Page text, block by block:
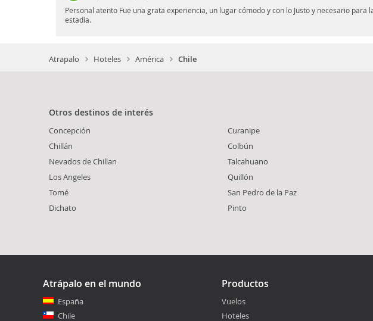
Personal atento Fue una grata experiencia, un lugar cómodo y con lo Justo y necesario para
estadía.
Atrapalo Hoteles América Chile
Otros destinos de interés
Concepción
Chillán
Nevados de Chillan
Los Angeles
Tomé
Dichato
Curanipe
Colbún
Talcahuano
Quillón
San Pedro de la Paz
Pinto
Atrápalo en el mundo
España
Chile
Productos
Vuelos
Hoteles